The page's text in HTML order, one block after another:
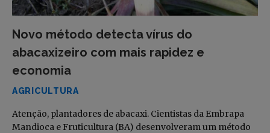
Novo método detecta vírus do
abacaxizeiro com mais rapidez e
economia
AGRICULTURA
Atenção, plantadores de abacaxi. Cientistas da Embrapa
Mandioca e Fruticultura (BA) desenvolveram um método